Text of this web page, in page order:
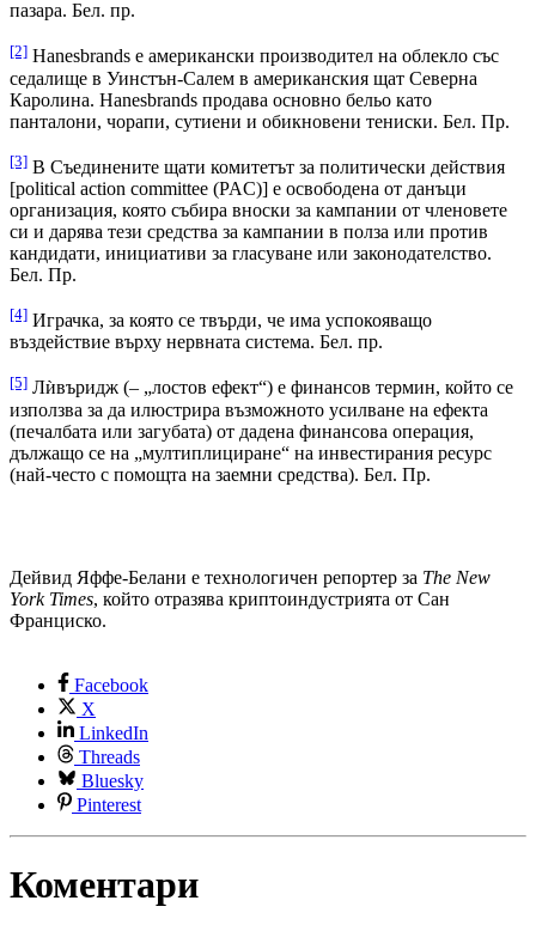
пазара. Бел. пр.
[2] Hanesbrands е американски производител на облекло със
седалище в Уинстън-Салем в американския щат Северна
Каролина. Hanesbrands продава основно бельо като
панталони, чорапи, сутиени и обикновени тениски. Бел. Пр.
[3] В Съединените щати комитетът за политически действия
[political action committee (PAC)] е освободена от данъци
организация, която събира вноски за кампании от членовете
си и дарява тези средства за кампании в полза или против
кандидати, инициативи за гласуване или законодателство.
Бел. Пр.
[4] Играчка, за която се твърди, че има успокояващо
въздействие върху нервната система. Бел. пр.
[5] Лѝвъридж (– „лостов ефект“) е финансов термин, който се
използва за да илюстрира възможното усилване на ефекта
(печалбата или загубата) от дадена финансова операция,
дължащо се на „мултиплициране“ на инвестирания ресурс
(най-често с помощта на заемни средства). Бел. Пр.
Дейвид Яффе-Белани е технологичен репортер за The New
York Times, който отразява криптоиндустрията от Сан
Франциско.
Facebook
X
LinkedIn
Threads
Bluesky
Pinterest
Коментари